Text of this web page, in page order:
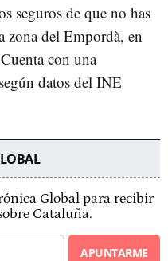
seguros de que no has
zona del Empordà, en
con una
datos del INE
Global para recibir
Cataluña.
APUNTARME